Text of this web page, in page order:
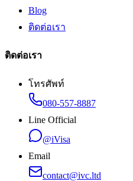
Blog
ติดต่อเรา
ติดต่อเรา
โทรศัพท์
080-557-8887
Line Official
@iVisa
Email
contact@ivc.ltd